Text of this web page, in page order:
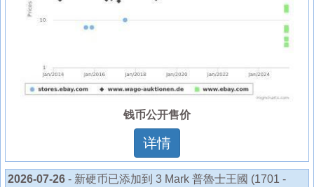
钱币公开售价
详情
2026-07-26 - 新硬币已添加到 3 Mark 普魯士王國 (1701 -